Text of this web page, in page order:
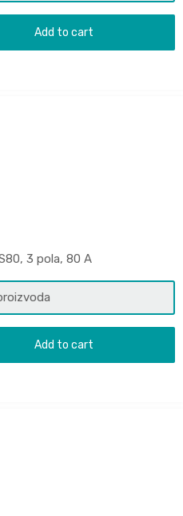
Add to cart
3 pola, 80 A
Add to cart